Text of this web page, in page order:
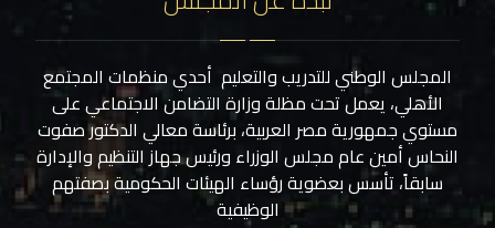
المجلس الوطني للتدريب والتعليم أحدي منظمات المجتمع
الأهلي، يعمل تحت مظلة وزارة التضامن الاجتماعي على
مستوي جمهورية مصر العربية، برئاسة معالي الدكتور صفوت
النحاس أمين عام مجلس الوزراء ورئيس جهاز التنظيم والإدارة
سابقاً، تأسس بعضوية رؤساء الهيئات الحكومية بصفتهم
الوظيفية